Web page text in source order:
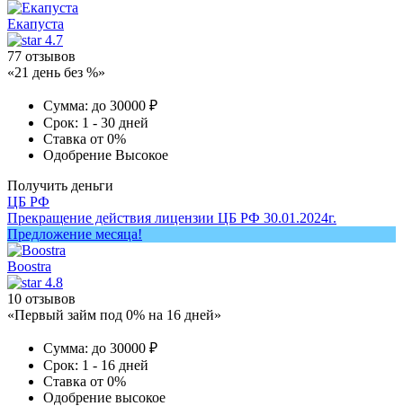
Екапуста
4.7
77 отзывов
«21 день без %»
Сумма: до 30000 ₽
Срок: 1 - 30 дней
Ставка от 0%
Одобрение Высокое
Получить деньги
ЦБ РФ
Прекращение действия лицензии ЦБ РФ 30.01.2024г.
Предложение месяца!
Boostra
4.8
10 отзывов
«Первый займ под 0% на 16 дней»
Сумма: до 30000 ₽
Срок: 1 - 16 дней
Ставка от 0%
Одобрение высокое